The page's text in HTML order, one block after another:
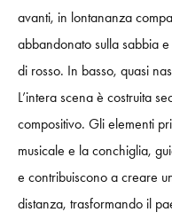
avanti, in lontananza
abbandonato sulla sabbia
di rosso. In basso, quasi
L’intera scena è costruita
compositivo. Gli elementi
musicale e la conchiglia,
e contribuiscono a creare
distanza, trasformando il